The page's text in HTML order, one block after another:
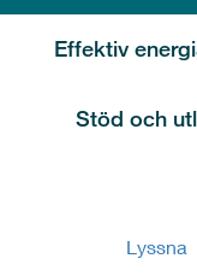
Effektiv
Stöd och
Lyssna